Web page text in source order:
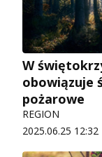
W
obowiązuje
pożarowe
REGION
2025.06.25 12:32